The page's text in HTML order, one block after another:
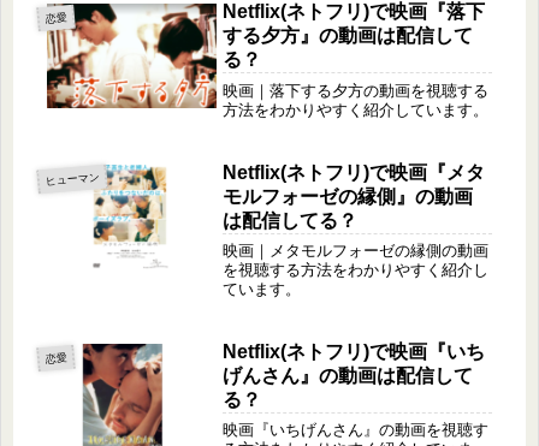
恋愛
Netflix(ネトフリ)で映画『落下
する夕方』の動画は配信して
る？
映画｜落下する夕方の動画を視聴する
方法をわかりやすく紹介しています。
ヒューマン
Netflix(ネトフリ)で映画『メタ
モルフォーゼの縁側』の動画
は配信してる？
映画｜メタモルフォーゼの縁側の動画
を視聴する方法をわかりやすく紹介し
ています。
恋愛
Netflix(ネトフリ)で映画『いち
げんさん』の動画は配信して
る？
映画『いちげんさん』の動画を視聴す